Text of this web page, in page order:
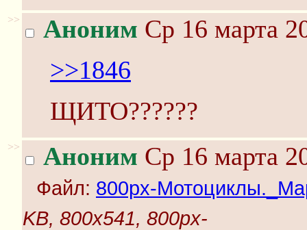
>> Аноним Ср 16 марта
>>1846
ЩИТО??????
>> Аноним Ср 16 марта
Файл: 800px-
KB, 800x541, 800px-